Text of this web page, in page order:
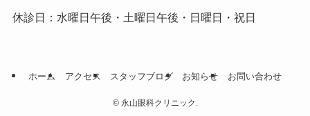
休診日：水曜日午後・土曜日午後・日曜日・祝日
ホーム アクセス スタッフブログ お知らせ お問い合わせ
©永山眼科クリニック.